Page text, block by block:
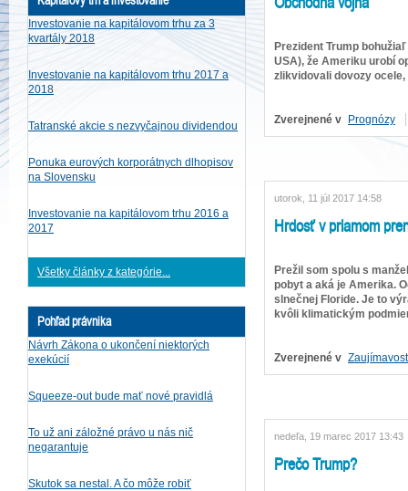
Investovanie na kapitálovom trhu za 3
kvartály 2018
Investovanie na kapitálovom trhu 2017 a
2018
Tatranské akcie s nezvyčajnou dividendou
Ponuka eurových korporátnych dlhopisov
na Slovensku
Investovanie na kapitálovom trhu 2016 a
2017
Všetky články z kategórie...
Pohľad právnika
Návrh Zákona o ukončení niektorých
exekúcií
Squeeze-out bude mať nové pravidlá
To už ani záložné právo u nás nič
negarantuje
Skutok sa nestal. A čo môže robiť
Prezident Trump
USA), že Ameriku urobí
zlikvidovali dovozy
Zverejnené v Prognózy
utorok, 11 júl 2017 14:58
Hrdosť v priamom
Prežil som spolu s
pobyt a aká je Amerika.
slnečnej Floride. Je to
kvôli klimatickým
Zverejnené v
nedeľa, 19 marec 2017 13:43
Prečo Trump?